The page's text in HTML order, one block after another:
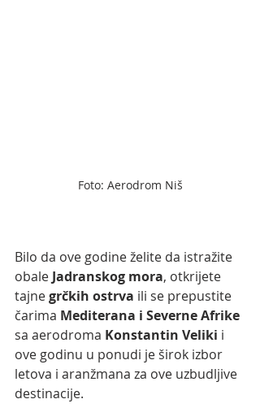
Foto: Aerodrom Niš
Bilo da ove godine želite da istražite
obale Jadranskog mora, otkrijete
tajne grčkih ostrva ili se prepustite
čarima Mediterana i Severne Afrike
sa aerodroma Konstantin Veliki i
ove godinu u ponudi je širok izbor
letova i aranžmana za ove uzbudljive
destinacije.